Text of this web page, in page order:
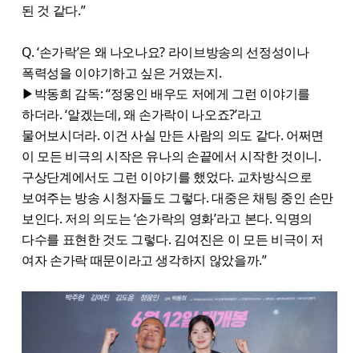
된 것 같다.”
Q. ‘손가락’은 왜 나오나요? 라이브방송의 선정성이나
폭력성을 이야기하고 싶은 거였는지.
▶박동희 감독: “정웅인 배우도 저에게 그런 이야기를
하더라. ‘알겠는데, 왜 손가락이 나오죠?’라고
물어보시더라. 이건 사실 만든 사람의 의도 같다. 어쩌면
이 모든 비극의 시작은 유나의 손끝에서 시작한 것이니.
구상단계에서도 그런 이야기를 했었다. 교차방식으로
보여주는 방송 시청자들도 그렇다. 대중은 채팅 중인 손만
보인다. 저의 의도는 ‘손가락의 영화’라고 본다. 익명의
다수를 표현한 것도 그렇다. 김여진은 이 모든 비극이 저
여자 손가락 때문이라고 생각하지 않았을까.”